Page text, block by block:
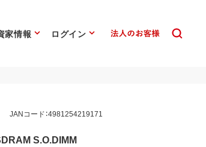
家情報 ログイン
JANコード：4981254219171
S.O.DIMM